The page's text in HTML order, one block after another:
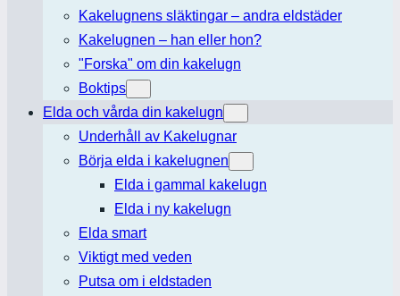
Kakelugnens släktingar – andra eldstäder
Kakelugnen – han eller hon?
"Forska" om din kakelugn
Boktips
Elda och vårda din kakelugn
Underhåll av Kakelugnar
Börja elda i kakelugnen
Elda i gammal kakelugn
Elda i ny kakelugn
Elda smart
Viktigt med veden
Putsa om i eldstaden